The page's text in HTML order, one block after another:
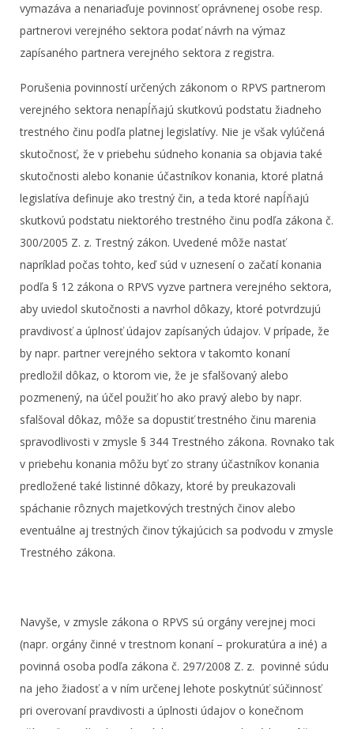
vymazáva a nenariaďuje povinnosť oprávnenej osobe resp.
partnerovi verejného sektora podať návrh na výmaz
zapísaného partnera verejného sektora z registra.
Porušenia povinností určených zákonom o RPVS partnerom
verejného sektora nenapĺňajú skutkovú podstatu žiadneho
trestného činu podľa platnej legislatívy. Nie je však vylúčená
skutočnosť, že v priebehu súdneho konania sa objavia také
skutočnosti alebo konanie účastníkov konania, ktoré platná
legislatíva definuje ako trestný čin, a teda ktoré napĺňajú
skutkovú podstatu niektorého trestného činu podľa zákona č.
300/2005 Z. z. Trestný zákon. Uvedené môže nastať
napríklad počas tohto, keď súd v uznesení o začatí konania
podľa § 12 zákona o RPVS vyzve partnera verejného sektora,
aby uviedol skutočnosti a navrhol dôkazy, ktoré potvrdzujú
pravdivosť a úplnosť údajov zapísaných údajov. V prípade, že
by napr. partner verejného sektora v takomto konaní
predložil dôkaz, o ktorom vie, že je sfalšovaný alebo
pozmenený, na účel použiť ho ako pravý alebo by napr.
sfalšoval dôkaz, môže sa dopustiť trestného činu marenia
spravodlivosti v zmysle § 344 Trestného zákona. Rovnako tak
v priebehu konania môžu byť zo strany účastníkov konania
predložené také listinné dôkazy, ktoré by preukazovali
spáchanie rôznych majetkových trestných činov alebo
eventuálne aj trestných činov týkajúcich sa podvodu v zmysle
Trestného zákona.
Navyše, v zmysle zákona o RPVS sú orgány verejnej moci
(napr. orgány činné v trestnom konaní – prokuratúra a iné) a
povinná osoba podľa zákona č. 297/2008 Z. z. povinné súdu
na jeho žiadosť a v ním určenej lehote poskytnúť súčinnosť
pri overovaní pravdivosti a úplnosti údajov o konečnom